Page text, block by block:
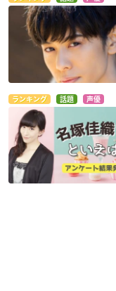
ランキング 話題 声優